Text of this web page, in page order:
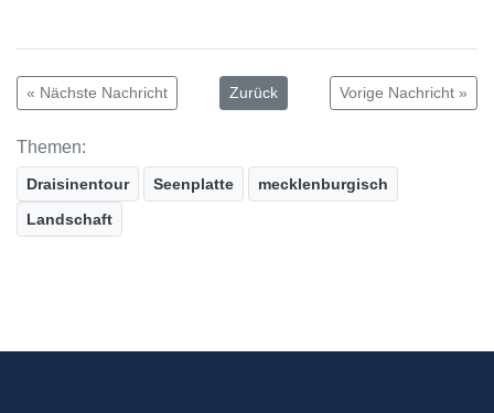
« Nächste Nachricht Zurück Vorige Nachricht »
Themen:
Draisinentour Seenplatte
mecklenburgisch
Landschaft